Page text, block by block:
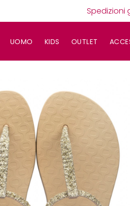
Spedizioni
UOMO KIDS OUTLET